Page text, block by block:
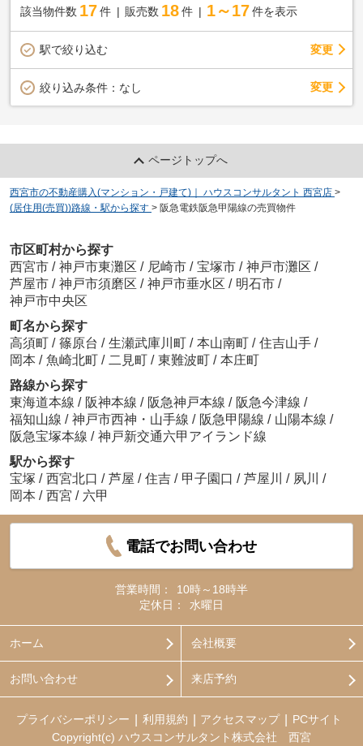
該当物件数 17件 販売数 18 件 1～17 件を表示
駅で絞り込む 変更
絞り込み条件： なし 変更
ページトップへ
西宮市の不動産購入(マンション・戸建て)｜ ハウスコンサルタント 西宮店 >
(居住用(売買))路線・駅から探す > 阪急電鉄阪急甲陽線の売買物件
市区町村から探す
西宮市 / 神戸市東灘区 / 尼崎市 / 宝塚市 / 神戸市灘区 /
芦屋市 / 神戸市須磨区 / 神戸市垂水区 / 明石市 /
神戸市中央区
町名から探す
高須町 / 篠原台 / 生瀬武庫川町 / 本山南町 / 住吉山手 /
岡本 / 魚崎北町 / 二見町 / 東難波町 / 本庄町
路線から探す
東海道本線 / 阪神本線 / 阪急神戸本線 / 阪急今津線 /
福知山線 / 神戸市西神・山手線 / 阪急甲陽線 / 山陽本線 /
阪急宝塚本線 / 神戸新交通六甲アイランド線
駅から探す
宝塚 / 西宮北口 / 芦屋 / 住吉 / 甲子園口 / 芦屋川 / 夙川
/
岡本 / 西宮 / 六甲
電話でお問い合わせ
営業時間：
10時～18時半
定休日：
水曜日
ホーム 会社概要
お問い合わせ 来店予約
プライバシーポリシー 利用規約 アクセスマップ
PCサイト
Copyright(c) ハウスコンサルタント株式会社 西宮